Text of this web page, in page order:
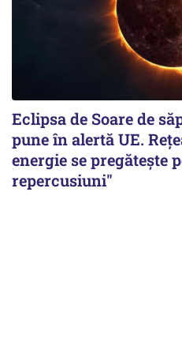
Eclipsa de Soare de
pune în alertă UE.
energie se pregătește
repercusiuni"